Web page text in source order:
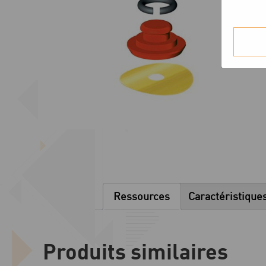
Ressources
Produits similaires